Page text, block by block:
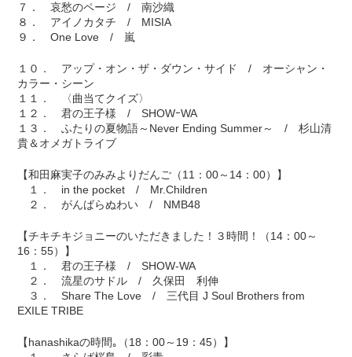
７． 哀愁のページ / 南沙織
８． アイノカタチ / MISIA
９． One Love / 嵐
１０． アップ・オン・ザ・ダウン・サイド / オーシャン・
カラー・シーン
１１． 〈曲当てクイズ〉
１２． 君の王子様 / SHOWｰWA
１３． ふたりの夏物語～Never Ending Summer～ / 杉山清
貴＆オメガトライブ
【和田麻実子のみみよりだんご（11：00～14：00）】
１． in the pocket / Mr.Children
２． がんばらぬわい / NMB48
【チキチキジョニーのいただきました！３時間！（14：00～
16：55）】
１． 君の王子様 / SHOW-WA
２． 流星のサドル / 久保田 利伸
３． Share The Love / 三代目 J Soul Brothers from
EXILE TRIBE
【hanashikaの時間｡（18：00～19：45）】